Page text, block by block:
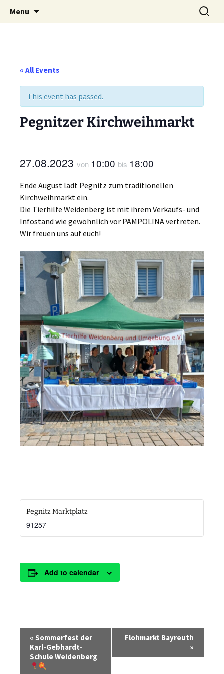
Tierhilfe
Weidenberg und Umgebung e.V.
Menu
Search
for:
« All Events
This event has passed.
Pegnitzer Kirchweihmarkt
27.08.2023 von 10:00 bis 18:00
Ende August lädt Pegnitz zum traditionellen
Kirchweihmarkt ein.
Die Tierhilfe Weidenberg ist mit ihrem Verkaufs- und
Infostand wie gewöhnlich vor PAMPOLINA vertreten.
Wir freuen uns auf euch!
Pegnitz Marktplatz
91257
Add to calendar
« Sommerfest der
Karl-Gebhardt-
Schule Weidenberg
Flohmarkt Bayreuth
»